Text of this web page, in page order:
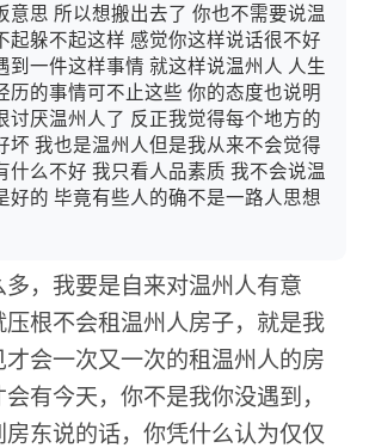
意思 所以想搬出去了 你也不需要说温
起躲不起这样 感觉你这样说话很不好
到一件这样事情 就这样说温州人 人生
历的事情可不止这些 你的态度也说明
讨厌温州人了 反正我觉得每个地方的
坏 我也是温州人但是我从来不会觉得
什么不好 我只看人品素质 我不会说温
好的 毕竟有些人的确不是一路人思想
多，我要是自来对温州人有意
压根不会租温州人房子，就是我
才会一次又一次的租温州人的房
有今天，你不是我你没遇到，
房东说的话，你凭什么认为仅仅